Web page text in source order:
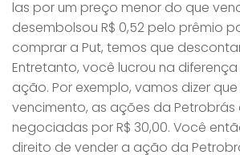
las por um preço menor do que
desembolsou R$ 0,52 pelo prêmio
comprar a Put, temos que
Entretanto, você lucrou na
ação. Por exemplo, vamos dizer
vencimento, as ações da Petrobrás
negociadas por R$ 30,00. Você
direito de vender a ação da